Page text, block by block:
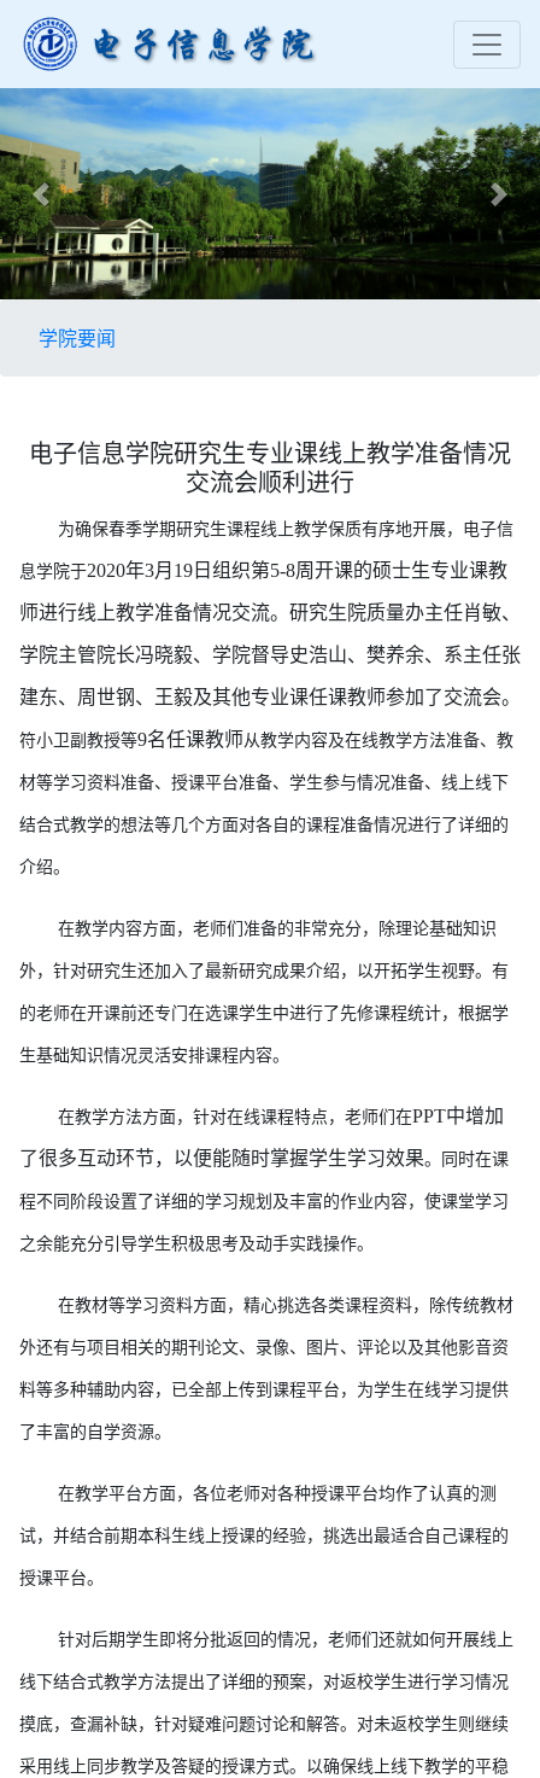
Previous Next
学院要闻
电子信息学院研究生专业课线上教学准备情况
交流会顺利进行
为确保春季学期研究生课程线上教学保质有序地开展，电子信
息学院于2020年3月19日组织第5-8周开课的硕士生专业课教
师进行线上教学准备情况交流。研究生院质量办主任肖敏、
学院主管院长冯晓毅、学院督导史浩山、樊养余、系主任张
建东、周世钢、王毅及其他专业课任课教师参加了交流会。
符小卫副教授等9名任课教师从教学内容及在线教学方法准备、教
材等学习资料准备、授课平台准备、学生参与情况准备、线上线下
结合式教学的想法等几个方面对各自的课程准备情况进行了详细的
介绍。
在教学内容方面，老师们准备的非常充分，除理论基础知识
外，针对研究生还加入了最新研究成果介绍，以开拓学生视野。有
的老师在开课前还专门在选课学生中进行了先修课程统计，根据学
生基础知识情况灵活安排课程内容。
在教学方法方面， 针对在线课程特点，老师们 在PPT中增加
了很多互动环节，以便能随时掌握学生学习效果。同时在课
程不同阶段设置了详细的学习规划及丰富的作业内容， 使课堂学习
之余能充分引导学生积极思考及动手实践操作。
在教材等学习资料方面， 精心挑选各类课程资料，除传统教材
外还有与项目相关的期刊论文、录像、图片、评论以及其他影音资
料等多种辅助内容，已全部上传到课程平台，为学生在线学习提供
了丰富的自学资源。
在教学平台方面，各位老师对各种授课平台均作了认真的测
试，并结合前期本科生线上授课的经验， 挑选出最适合自己课程的
授课平台。
针对后期学生即将分批返回的情况，老师们还就如何开展线上
线下结合式教学方法提出了详细的预案，对返校学生进行学习情况
摸底，查漏补缺，针对疑难问题讨论和解答。对未返校学生则继续
采用线上同步教学及答疑的授课方式。 以确保线上线下教学的平稳